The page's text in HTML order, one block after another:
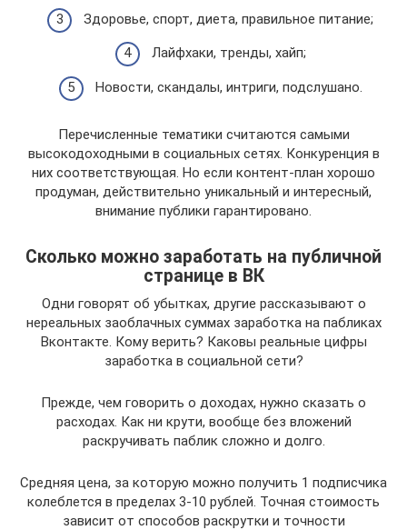
Здоровье, спорт, диета, правильное питание;
Лайфхаки, тренды, хайп;
Новости, скандалы, интриги, подслушано.
Перечисленные тематики считаются самыми
высокодоходными в социальных сетях. Конкуренция в
них соответствующая. Но если контент-план хорошо
продуман, действительно уникальный и интересный,
внимание публики гарантировано.
Сколько можно заработать на публичной
странице в ВК
Одни говорят об убытках, другие рассказывают о
нереальных заоблачных суммах заработка на пабликах
Вконтакте. Кому верить? Каковы реальные цифры
заработка в социальной сети?
Прежде, чем говорить о доходах, нужно сказать о
расходах. Как ни крути, вообще без вложений
раскручивать паблик сложно и долго.
Средняя цена, за которую можно получить 1 подписчика
колеблется в пределах 3-10 рублей. Точная стоимость
зависит от способов раскрутки и точности